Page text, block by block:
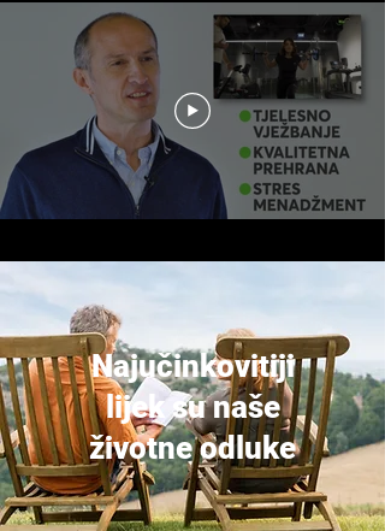
Najučinkovitiji
lijek su naše
životne odluke